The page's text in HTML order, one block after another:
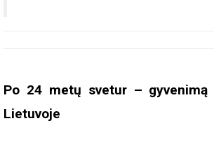
Po 24 metų svetur –
Lietuvoje